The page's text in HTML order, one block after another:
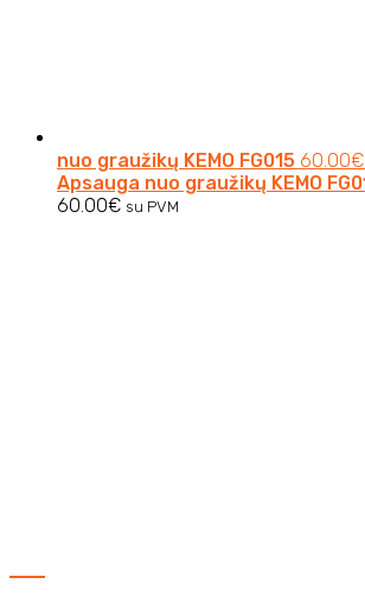
nuo graužikų KEMO FG015 60.00€
Apsauga nuo graužikų KEMO
60.00€ su PVM